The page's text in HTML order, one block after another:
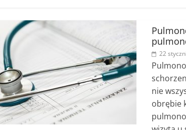
22
nie
obrębie